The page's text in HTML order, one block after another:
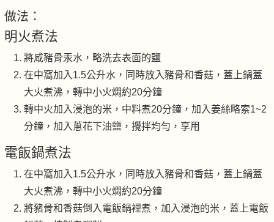
做法：
明火煮法
將咸豬骨汞水，略洗去表面的鹽
在中窩加入1.5公升水，同時放入豬骨和香菇，蓋上鍋蓋
大火煮沸，轉中小火燜約20分鐘
轉中火加入浸泡的米，中料煮20分鐘，加入姜絲略索1~2
分鐘，加入蔥花下油鹽，攪拌均勻，享用
電飯鍋煮法
在中窩加入1.5公升水，同時放入豬骨和香菇，蓋上鍋蓋
大火煮沸，轉中小火燜約20分鐘
將豬骨和香菇倒入電飯鍋裡煮，加入浸泡的米，蓋上電飯